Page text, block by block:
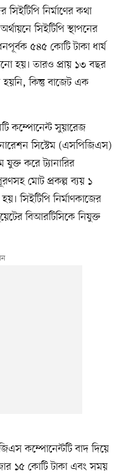
সিইটিপি নির্মাণের কথা
সিইটিপি স্থাপনের
৫৪৫ কোটি টাকা ধার্য
হয়। তারও প্রায় ১৩ বছর
কিন্তু বাজেট এক
কম্পোনেন্ট সুয়ারেজ
সিস্টেম (এসপিজিএস)
যুক্ত করে ট্যানারির
মোট প্রকল্প ব্যয় ১
সিইটিপি নির্মাণকাজের
বিআরটিসিকে নিযুক্ত
কম্পোনেন্টটি বাদ দিয়ে
১৫ কোটি টাকা এবং সময়